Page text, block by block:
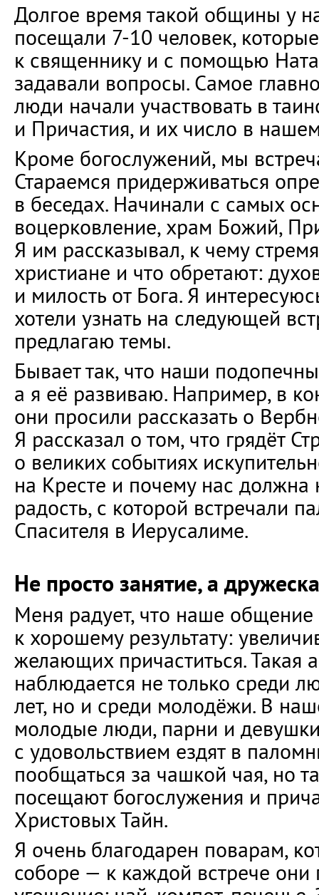
Долгое время такой общины у
посещали 7-10 человек,
к священнику и с помощью
задавали вопросы. Самое
люди начали участвовать в
и Причастия, и их число в
Кроме богослужений, мы
Стараемся придерживаться
в беседах. Начинали с самых
воцерковление, храм Божий,
Я им рассказывал, к чему
христиане и что обретают:
и милость от Бога. Я
хотели узнать на следующей
предлагаю темы.
Бывает так, что наши
а я её развиваю. Например, в
они просили рассказать о
Я рассказал о том, что грядёт
о великих событиях
на Кресте и почему нас должна
радость, с которой встречали
Спасителя в Иерусалиме.
Не просто занятие, а
Меня радует, что наше общение
к хорошему результату:
желающих причаститься. Такая
наблюдается не только среди
лет, но и среди молодёжи. В
молодые люди, парни и
с удовольствием ездят в
пообщаться за чашкой чая, но
посещают богослужения и
Христовых Тайн.
Я очень благодарен поварам,
соборе — к каждой встрече они